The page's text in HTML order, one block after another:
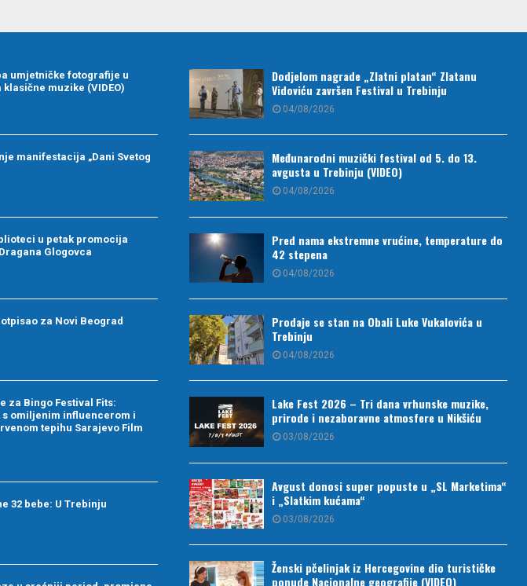
umjetničke fotografije u
muzike (VIDEO)
manifestacija „Dani Svetog
u petak promocija
Glogovca
za Novi Beograd
za Bingo Festival Fits:
s omiljenim influencerom i
tepihu Sarajevo Film
32 bebe: U Trebinju
Dodjelom nagrade „Zlatni platan“ Zlatanu
Vidoviću završen Festival u Trebinju
04/08/2026
Međunarodni muzički festival od 5. do 13.
avgusta u Trebinju (VIDEO)
04/08/2026
Pred nama ekstremne vrućine, temperature do
42 stepena
04/08/2026
Prodaje se stan na Obali Luke Vukalovića u
Trebinju
04/08/2026
Lake Fest 2026 – Tri dana vrhunske muzike,
prirode i nezaboravne atmosfere u Nikšiću
03/08/2026
Avgust donosi super popuste u „SL Marketima“
i „Slatkim kućama“
03/08/2026
Ženski pčelinjak iz Hercegovine dio turističke
ponude Nacionalne geografije (VIDEO)